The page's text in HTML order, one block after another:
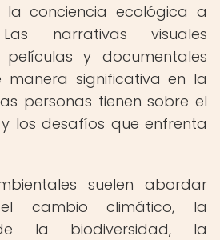
la conciencia ecológica a
narrativas visuales
y documentales
manera significativa en la
personas tienen sobre el
los desafíos que enfrenta
suelen abordar
cambio climático, la
la biodiversidad, la